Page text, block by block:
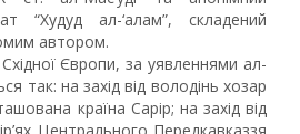
“Худуд ал-‘алам”, складений
автором.
Європи, за уявленнями ал-
так: на захід від володінь хозар
країна Сарір; на захід від